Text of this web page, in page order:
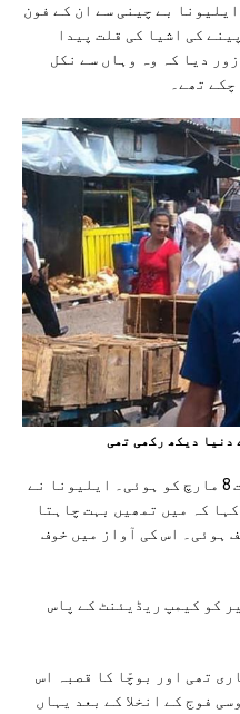
بے چینی سے ان کے فون
کی اشیا کی قلت پیدا
دیا کہ وہ وہاں سے نکل
تھے۔
دنیا دیکھ رکھی تھی
ان سے ایلیونا کی آخری مرتبہ بات 8 مارچ کو ہوئی۔ ایلیونا نے
کہ میں تمھیں بہت چاہتا
ہوئی۔ اس کی آواز میں خوف
کو کیمپ ریڈیئنٹ کے پاس
تھی اور بوچّا کا قصبہ اس
فوج کے انخلا کے بعد یہاں